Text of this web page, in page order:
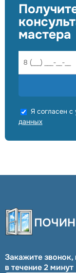
мастера
Я согласен с
данных
Закажите
в течение 2 минут